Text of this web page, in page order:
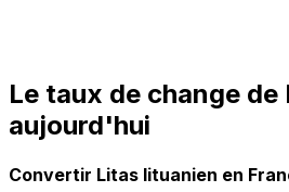
Le taux de change de
aujourd'hui
Convertir Litas lituanien en